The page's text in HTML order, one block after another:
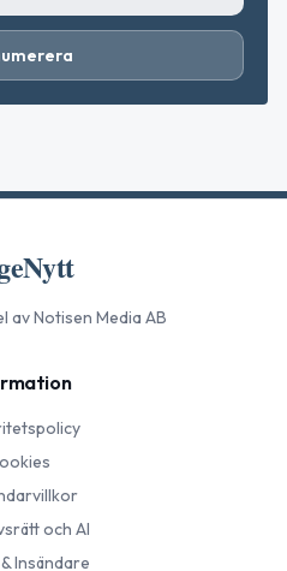
av Notisen Media AB
och AI
Insändare